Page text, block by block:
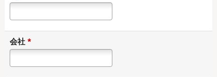
会社 *